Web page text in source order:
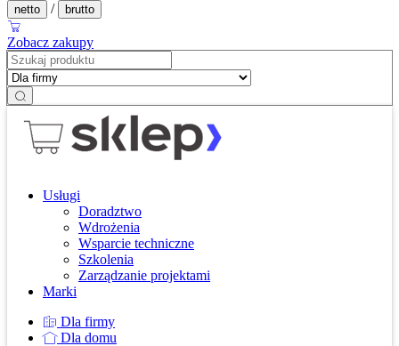
netto / brutto
Zobacz zakupy
Usługi
Doradztwo
Wdrożenia
Wsparcie techniczne
Szkolenia
Zarządzanie projektami
Marki
Dla firmy
Dla domu